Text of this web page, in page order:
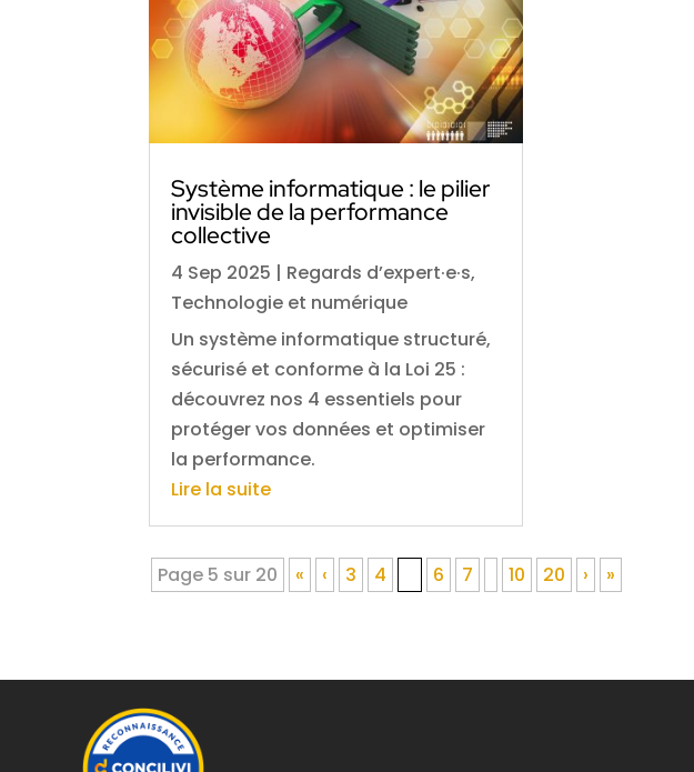
Système informatique : le pilier
invisible de la performance
collective
4 Sep 2025 | Regards d’expert·e·s,
Technologie et numérique
Un système informatique structuré,
sécurisé et conforme à la Loi 25 :
découvrez nos 4 essentiels pour
protéger vos données et optimiser
la performance.
Lire la suite
Page 5 sur 20 « ‹ 3 4 6 7 10 20 › »